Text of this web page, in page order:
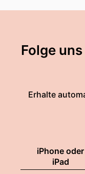
Folge
Erhalte
iPhone oder
iPad